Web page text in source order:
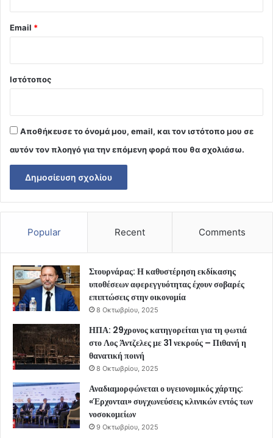
Email *
Ιστότοπος
Αποθήκευσε το όνομά μου, email, και τον ιστότοπο μου σε
αυτόν τον πλοηγό για την επόμενη φορά που θα σχολιάσω.
Popular Recent Comments
Στουρνάρας: Η καθυστέρηση εκδίκασης
υποθέσεων αφερεγγυότητας έχουν σοβαρές
επιπτώσεις στην οικονομία
8 Οκτωβρίου, 2025
ΗΠΑ: 29χρονος κατηγορείται για τη φωτιά
στο Λος Άντζελες με 31 νεκρούς – Πιθανή η
θανατική ποινή
8 Οκτωβρίου, 2025
Αναδιαμορφώνεται ο υγειονομικός χάρτης:
«Έρχονται» συγχωνεύσεις κλινικών εντός των
νοσοκομείων
9 Οκτωβρίου, 2025